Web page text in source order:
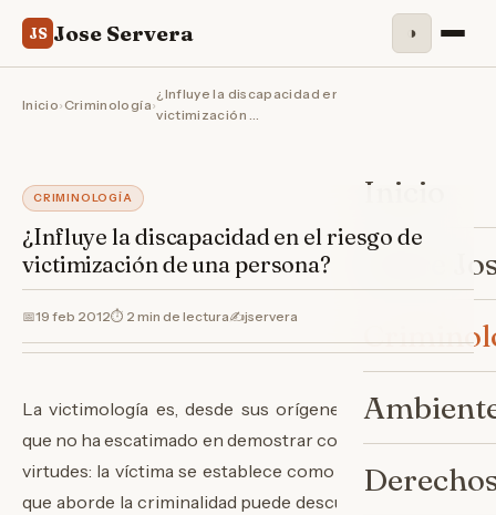
JS Jose Servera ◑
Inicio
Sobre
Inicio›Criminología›
¿Influye la discapacidad en el riesgo de
victimización …
CRIMINOLOGÍA
¿Influye la discapacidad en el riesgo de
victimización de una persona?
📅19 feb 2012⏱ 2 min de lectura✍️jservera
La victimología es, desde sus orígenes, una disciplina
que no ha escatimado en demostrar continuamente sus
virtudes: la víctima se establece como un eje que nadie
que aborde la criminalidad puede descuidar, pues forma